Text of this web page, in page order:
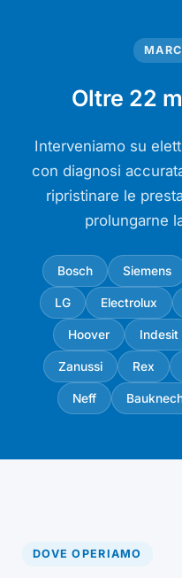
Oltre 22
Interveniamo su
con diagnosi
ripristinare le
prolungarne
Bosch Siemens
LG Electrolux
Hoover Indesit
Zanussi Rex
Neff
DOVE OPERIAMO